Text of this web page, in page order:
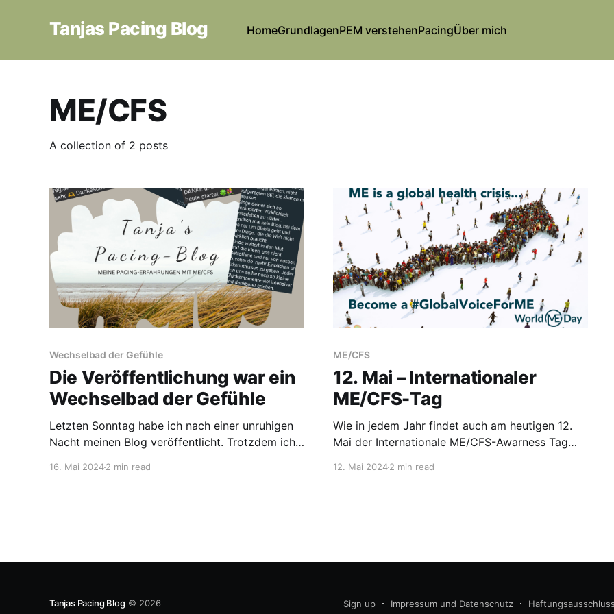
Tanjas Pacing Blog HomeGrundlagenPEM verstehenPacingÜber mich
ME/CFS
A collection of 2 posts
Wechselbad der Gefühle
Die Veröffentlichung war ein
Wechselbad der Gefühle
Letzten Sonntag habe ich nach einer unruhigen
Nacht meinen Blog veröffentlicht. Trotzdem ich
16. Mai 20242 min read
ME/CFS
12. Mai – Internationaler
ME/CFS-Tag
Wie in jedem Jahr findet auch am heutigen 12.
Mai der Internationale ME/CFS-Awarness Tag
12. Mai 20242 min read
Tanjas Pacing Blog© 2026 Sign up Impressum und Datenschutz Haftungsausschluss